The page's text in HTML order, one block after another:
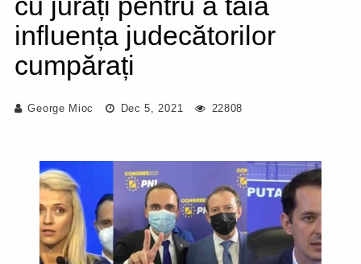
influența judecătorilor
cumpărați
George Mioc Dec 5, 2021 22808